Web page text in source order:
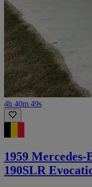
4h 40m 49s
1959 Mercedes-
190SLR